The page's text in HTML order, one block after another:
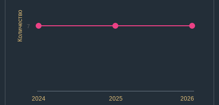
Количество
2024 2025 2026
7